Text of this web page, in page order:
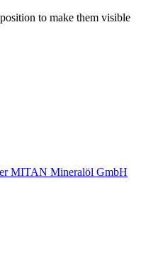
to make them visible